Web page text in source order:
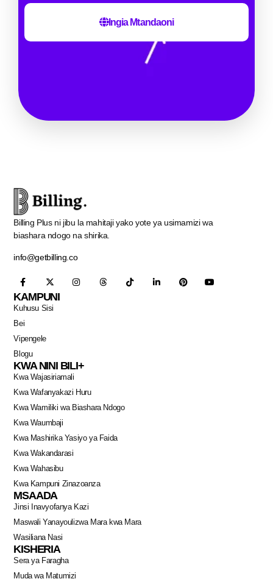
Ingia Mtandaoni
Billing Plus ni jibu la mahitaji yako yote ya usimamizi wa
biashara ndogo na shirika.
info@getbilling.co
KAMPUNI
Kuhusu Sisi
Bei
Vipengele
Blogu
KWA NINI BILI+
Kwa Wajasiriamali
Kwa Wafanyakazi Huru
Kwa Wamiliki wa Biashara Ndogo
Kwa Waumbaji
Kwa Mashirika Yasiyo ya Faida
Kwa Wakandarasi
Kwa Wahasibu
Kwa Kampuni Zinazoanza
MSAADA
Jinsi Inavyofanya Kazi
Maswali Yanayoulizwa Mara kwa Mara
Wasiliana Nasi
KISHERIA
Sera ya Faragha
Muda wa Matumizi